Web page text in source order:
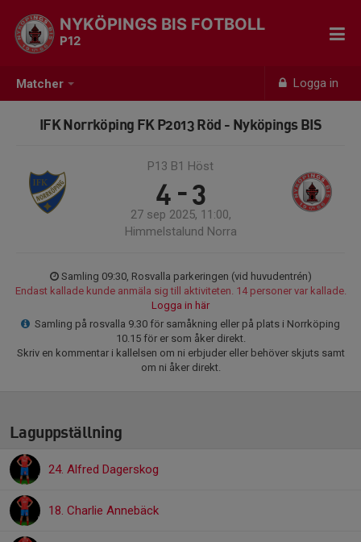
Matcher Logga in
NYKÖPINGS BIS FOTBOLL
P12
IFK Norrköping FK P2013 Röd - Nyköpings BIS
P13 B1 Höst
4 - 3
27 sep 2025, 11:00,
Himmelstalund Norra
Samling 09:30, Rosvalla parkeringen (vid huvudentrén)
Endast kallade kunde anmäla sig till aktiviteten. 14 personer var kallade.
Logga in här
Samling på rosvalla 9.30 för samåkning eller på plats i Norrköping
10.15 för er som åker direkt.
Skriv en kommentar i kallelsen om ni erbjuder eller behöver skjuts samt
om ni åker direkt.
Laguppställning
24. Alfred Dagerskog
18. Charlie Annebäck